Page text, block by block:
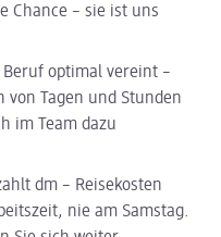
Chance – sie ist uns
optimal vereint –
Tagen und Stunden
im Team dazu
dm – Reisekosten
nie am Samstag.